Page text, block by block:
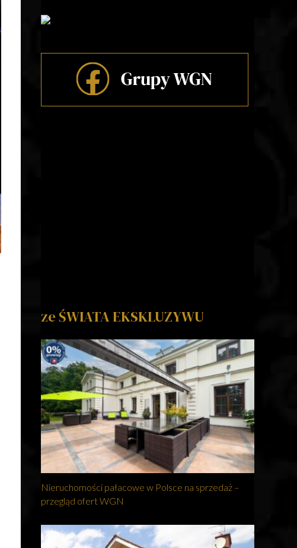
ze ŚWIATA EKSKLUZYWU
Nieruchomości pałacowe w Polsce na sprzedaż –
przegląd ofert WGN